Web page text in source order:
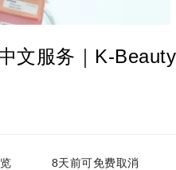
文服务｜K-
8天前可免费取消